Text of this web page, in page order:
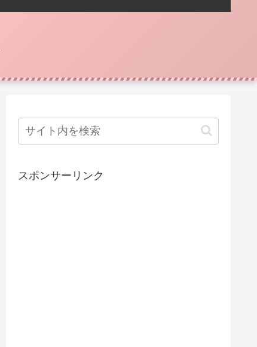
スポンサーリンク